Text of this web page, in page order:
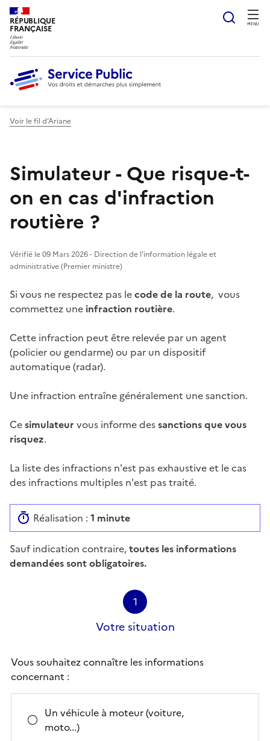
RÉPUBLIQUE
FRANÇAISE MENU
Voir le fil d’Ariane
Simulateur - Que risque-t-
on en cas d'infraction
routière ?
Vérifié le 09 Mars 2026 - Direction de l'information légale et
administrative (Premier ministre)
Si vous ne respectez pas lecode de la route, vous
commettez une infraction routière.
Cette infraction peut être relevée par un agent
(policier ou gendarme) ou par un dispositif
automatique (radar).
Une infraction entraîne généralement une sanction.
Cesimulateur vous informe dessanctions que vous
risquez.
La liste des infractions n'est pas exhaustive et le cas
des infractions multiples n'est pas traité.
Réalisation : 1 minute
Sauf indication contraire,toutes les informations
demandées sont obligatoires.
1
Votre situation
Vous souhaitez connaître les informations
concernant :
Un véhicule à moteur (voiture,
moto...)